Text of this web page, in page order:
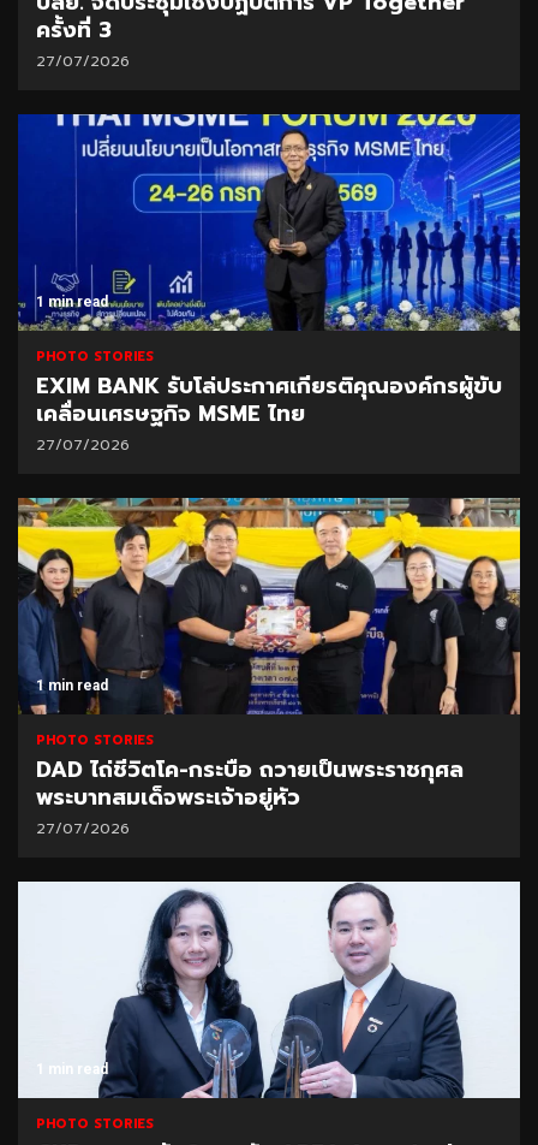
ครั้งที่ 3
27/07/2026
1 min read
PHOTO STORIES
EXIM BANK รับโล่ประกาศเกียรติคุณองค์กรผู้ขับ
เคลื่อนเศรษฐกิจ MSME ไทย
27/07/2026
1 min read
PHOTO STORIES
DAD ไถ่ชีวิตโค-กระบือ ถวายเป็นพระราชกุศล
พระบาทสมเด็จพระเจ้าอยู่หัว
27/07/2026
1 min read
PHOTO STORIES